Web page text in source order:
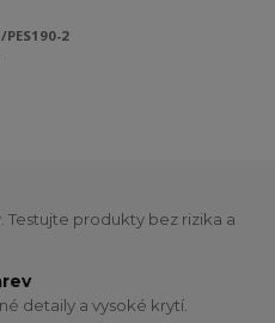
PES190-2
Testujte produkty bez rizika a
detaily a vysoké krytí.